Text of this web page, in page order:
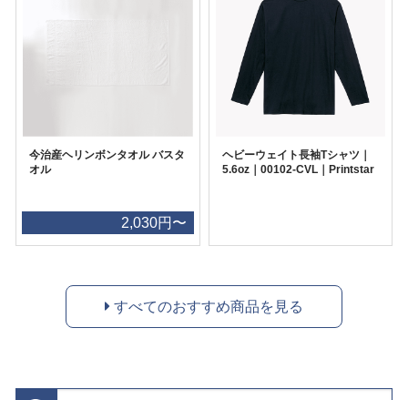
今治産ヘリンボンタオル バスタ
オル
2,030円〜
ヘビーウェイト長袖Tシャツ｜
5.6oz｜00102-CVL｜Printstar
すべてのおすすめ商品を見る